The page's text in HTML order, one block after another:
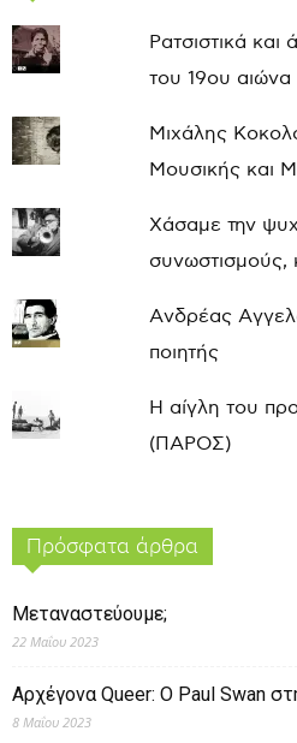
Ρατσιστικά
του 19ου αιώνα
Μιχάλης
Μουσικής και
Χάσαμε την
συνωστισμούς,
Ανδρέας
ποιητής
Η αίγλη του
(ΠΑΡΟΣ)
Πρόσφατα άρθρα
Μεταναστεύουμε;
22 Μαΐου 2023
Αρχέγονα Queer: O Paul Swan
8 Μαΐου 2023